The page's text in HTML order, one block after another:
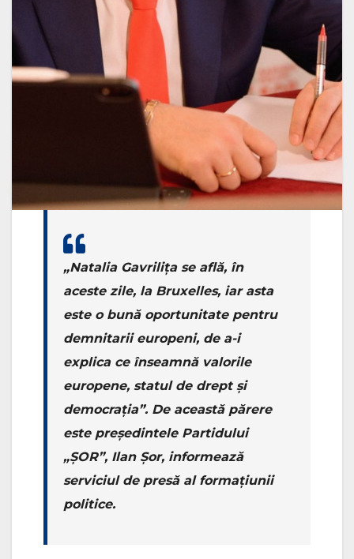
„Natalia Gavrilița se află, în
aceste zile, la Bruxelles, iar asta
este o bună oportunitate pentru
demnitarii europeni, de a-i
explica ce înseamnă valorile
europene, statul de drept și
democrația”. De această părere
este președintele Partidului
„ȘOR”, Ilan Șor, informează
serviciul de presă al formațiunii
politice.